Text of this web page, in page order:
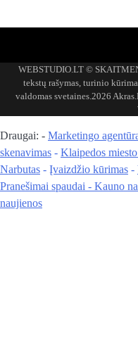
WEBSTUDIO.LT ©
tekstų rašymas, turinio
valdomas svetaines.2026
Draugai: - Marketingo
skenavimas - Klaipedos
Narbutas - Įvaizdžio kūrimas -
Pranešimai spaudai - Kauno
naujienos